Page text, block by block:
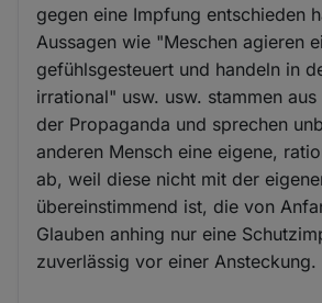
gegen eine Impfung entschieden
Aussagen wie "Meschen agieren
gefühlsgesteuert und handeln in
irrational" usw. usw. stammen
der Propaganda und sprechen
anderen Mensch eine eigene,
ab, weil diese nicht mit der
übereinstimmend ist, die von
Glauben anhing nur eine
zuverlässig vor einer Ansteckung.